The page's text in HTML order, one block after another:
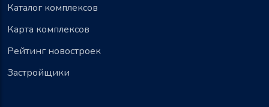
Каталог комплексов
Карта комплексов
Рейтинг новостроек
Застройщики